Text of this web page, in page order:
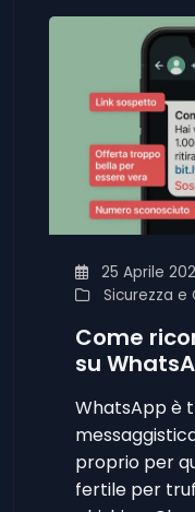
25 Aprile
Sicurezza e
Come
su
WhatsApp è
proprio per
fertile per